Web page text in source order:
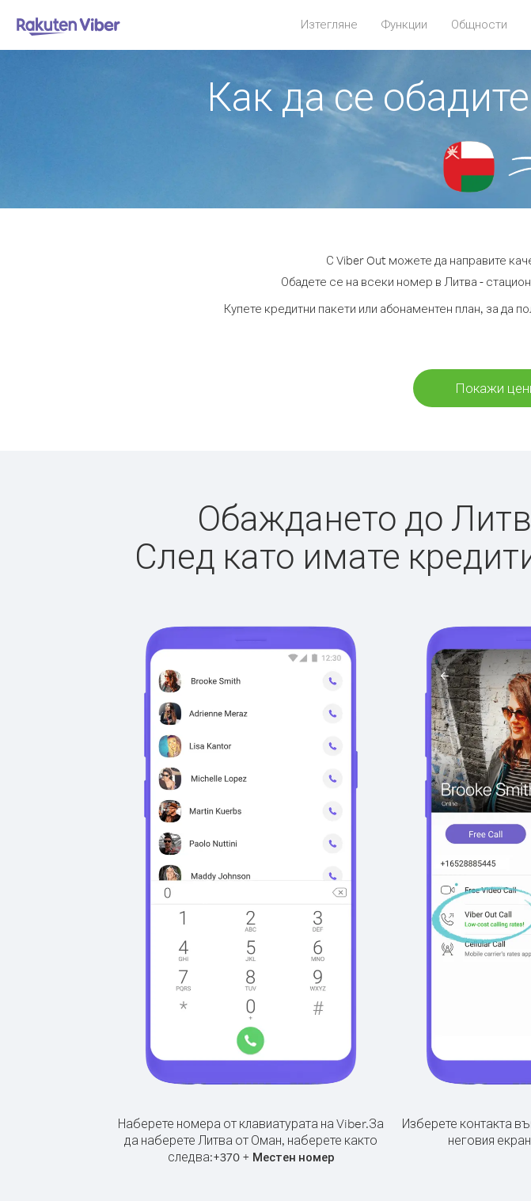
Изтегляне Функции Общности
Как да се
С Viber Out можете да направите
Обадете се на всеки номер в Литва -
Купете кредитни пакети или абонаментен план, за да
Покажи
Обаждането до
След като имате
Наберете номера от клавиатурата на Viber.За
да наберете Литва от Оман, наберете както
следва:+370+ Местен номер
Изберете контакта
неговия